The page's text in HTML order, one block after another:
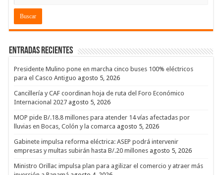
Entradas recientes
Presidente Mulino pone en marcha cinco buses 100% eléctricos
para el Casco Antiguo agosto 5, 2026
Cancillería y CAF coordinan hoja de ruta del Foro Económico
Internacional 2027 agosto 5, 2026
MOP pide B/.18.8 millones para atender 14 vías afectadas por
lluvias en Bocas, Colón y la comarca agosto 5, 2026
Gabinete impulsa reforma eléctrica: ASEP podrá intervenir
empresas y multas subirán hasta B/.20 millones agosto 5, 2026
Ministro Orillac impulsa plan para agilizar el comercio y atraer más